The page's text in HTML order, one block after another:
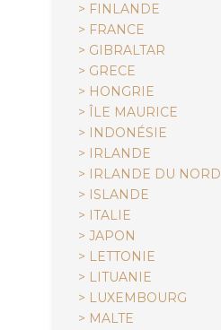
> FINLANDE
> FRANCE
> GIBRALTAR
> GRECE
> HONGRIE
> ÎLE MAURICE
> INDONÉSIE
> IRLANDE
> IRLANDE DU NORD
> ISLANDE
> ITALIE
> JAPON
> LETTONIE
> LITUANIE
> LUXEMBOURG
> MALTE